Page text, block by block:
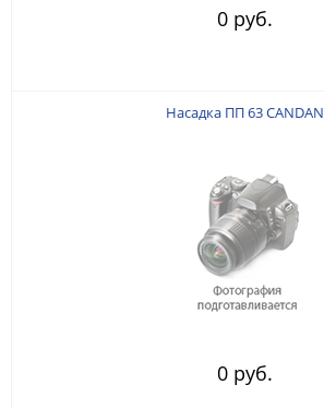
0 руб.
Насадка ПП 63 CANDAN
0 руб.